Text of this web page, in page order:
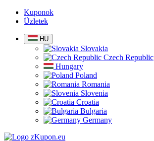
Kuponok
Üzletek
HU
Slovakia
Czech Republic
Hungary
Poland
Romania
Slovenia
Croatia
Bulgaria
Germany